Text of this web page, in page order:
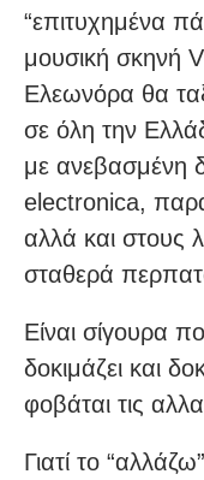
“επιτυχημένα
μουσική σκηνή
Ελεωνόρα θα
σε όλη την
με ανεβασμένη
electronica,
αλλά και στους
σταθερά
Είναι σίγουρα
δοκιμάζει και
φοβάται τις
Γιατί το